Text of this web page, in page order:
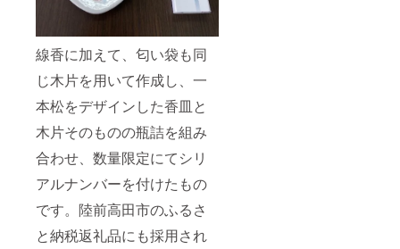
線香に加えて、匂い袋も同
じ木片を用いて作成し、一
本松をデザインした香皿と
木片そのものの瓶詰を組み
合わせ、数量限定にてシリ
アルナンバーを付けたもの
です。陸前高田市のふるさ
と納税返礼品にも採用され